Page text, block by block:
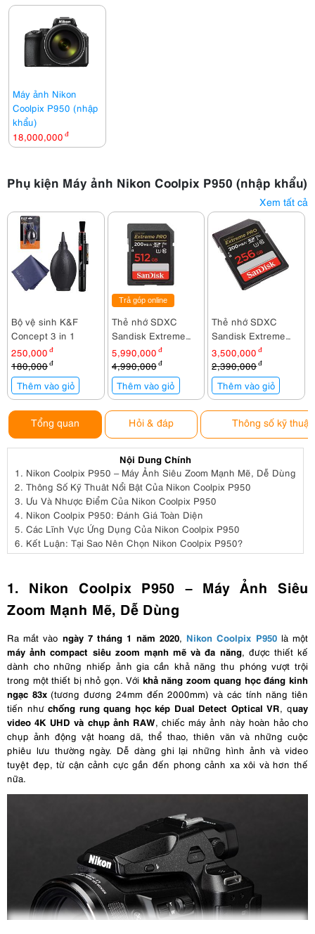
Máy ảnh Nikon
Coolpix P950 (nhập
khẩu)
18,000,000 đ
Phụ kiện Máy ảnh Nikon Coolpix P950 (nhập khẩu)
Xem tất cả
Bộ vệ sinh K&F
Concept 3 in 1
250,000 đ
180,000đ
Thêm vào giỏ
Trả góp online
Thẻ nhớ SDXC
Sandisk Extreme
Pro 512GB
200MB/140MB/s
5,990,000 đ
4,990,000 đ
Thêm vào giỏ
Thẻ nhớ SDXC
Sandisk Extreme
Pro 256GB
200MB/140MB/s
3,500,000 đ
2,390,000đ
Thêm vào giỏ
Tổng quan Hỏi & đáp Thông số kỹ thuật
Nội Dung Chính
1. Nikon Coolpix P950 – Máy Ảnh Siêu Zoom Mạnh Mẽ, Dễ Dùng
2. Thông Số Kỹ Thuât Nổi Bật Của Nikon Coolpix P950
3. Ưu Và Nhược Điểm Của Nikon Coolpix P950
4. Nikon Coolpix P950: Đánh Giá Toàn Diện
5. Các Lĩnh Vực Ứng Dụng Của Nikon Coolpix P950
6. Kết Luận: Tại Sao Nên Chọn Nikon Coolpix P950?
1. Nikon Coolpix P950 – Máy Ảnh Siêu
Zoom Mạnh Mẽ, Dễ Dùng
Ra mắt vào ngày 7 tháng 1 năm 2020, Nikon Coolpix P950là một
máy ảnh compact siêu zoom mạnh mẽ và đa năng, được thiết kế
dành cho những nhiếp ảnh gia cần khả năng thu phóng vượt trội
trong một thiết bị nhỏ gọn. Với khả năng zoom quang học đáng kinh
ngạc 83x(tương đương 24mm đến 2000mm) và các tính năng tiên
tiến nhưchống rung quang học kép Dual Detect Optical VR, quay
video 4K UHD và chụp ảnh RAW, chiếc máy ảnh này hoàn hảo cho
chụp ảnh động vật hoang dã, thể thao, thiên văn và những cuộc
phiêu lưu thường ngày. Dễ dàng ghi lại những hình ảnh và video
tuyệt đẹp, từ cận cảnh cực gần đến phong cảnh xa xôi và hơn thế
nữa.